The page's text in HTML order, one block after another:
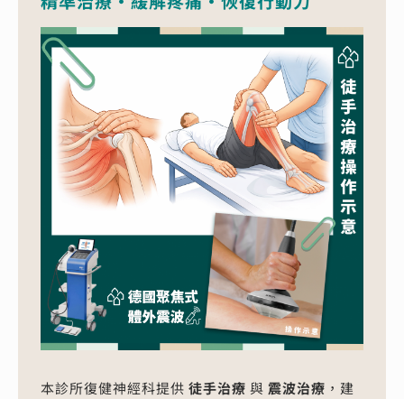
本診所復健神經科提供 徒手治療 與 震波治療 ，建